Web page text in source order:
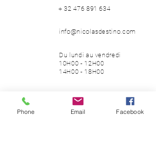
+32 476 891 634
info@nicolasdestino.com
Du lundi au vendredi
10H00 - 12H00
14H00 - 18H00
SUIVEZ-NOUS
Phone Email Facebook